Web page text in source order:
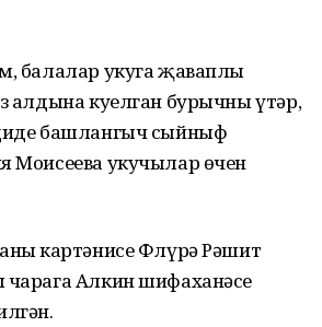
балалар укуга җаваплы
алдына куелган бурычны үтәр,
башлангыч сыйныф
Моисеева укучылар өчен
картәнисе Флүрә Рәшит
Алкин шифаханәсе